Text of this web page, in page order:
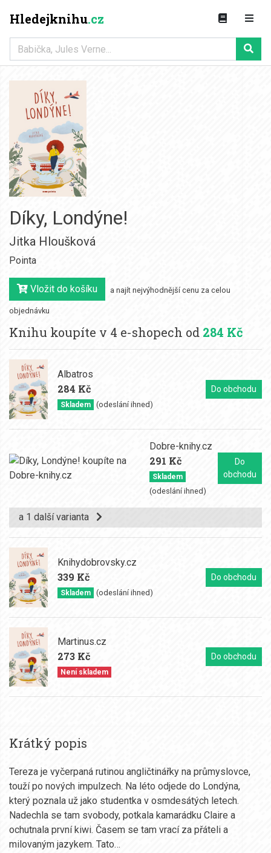
Hledejknihu.cz
Díky, Londýne!
Jitka Hloušková
Pointa
Vložit do košíku a najít nejvýhodnější cenu za celou
objednávku
Knihu koupíte v 4 e-shopech od 284 Kč
Albatros
284 Kč
Skladem (odeslání ihned)
Do obchodu
Dobre-knihy.cz
291 Kč
Skladem
(odeslání ihned)
Do
obchodu
a 1 další varianta
Knihydobrovsky.cz
339 Kč
Skladem (odeslání ihned)
Do obchodu
Martinus.cz
273 Kč
Není skladem
Do obchodu
Krátký popis
Tereza je vyčerpaná rutinou angličtinářky na průmyslovce,
touží po nových impulzech. Na léto odjede do Londýna,
který poznala už jako studentka v osmdesátých letech.
Nadechla se tam svobody, potkala kamarádku Claire a
ochutnala první kiwi. Časem se tam vrací za přáteli a
milovaným jazykem. Tato…